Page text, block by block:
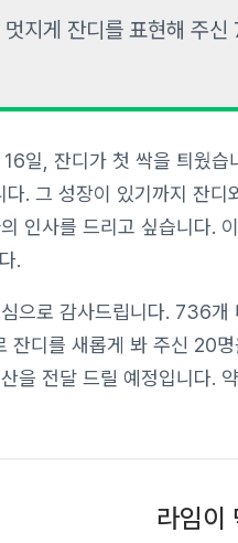
멋지게 잔디를 표현해 주
일, 잔디가 첫 싹을 틔웠
다. 그 성장이 있기까지 잔
인사를 드리고 싶습니다.
.
으로 감사드립니다. 736
잔디를 새롭게 봐 주신 20
을 전달 드릴 예정입니다.
라임이